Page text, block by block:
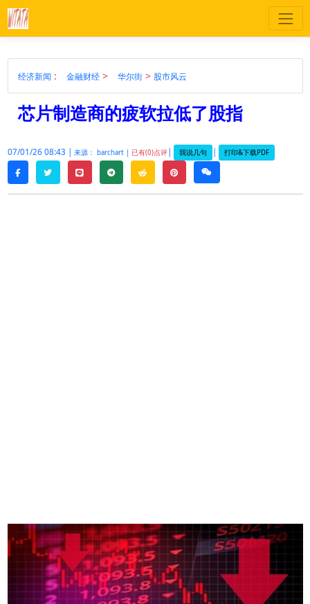
经济新闻 : 金融财经> 华尔街 > 股市风云
芯片制造商的疲软拉低了股指
07/01/26 08:43 | 来源： barchart | 已有(0)点评| 我说几句 | 打印&下载PDF
facebooktwitterline telegramreddit pinterestweixin